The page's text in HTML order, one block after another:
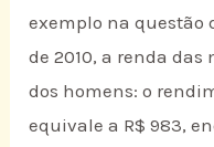
exemplo na questão
de 2010, a renda das
dos homens: o
equivale a R$ 983,